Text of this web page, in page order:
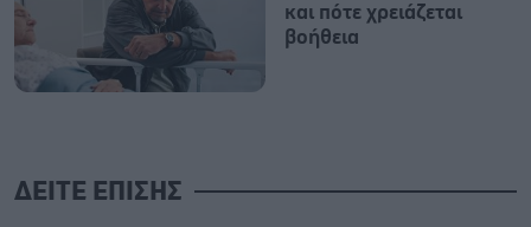
και πότε χρειάζεται
βοήθεια
ΔΕΙΤΕ ΕΠΙΣΗΣ